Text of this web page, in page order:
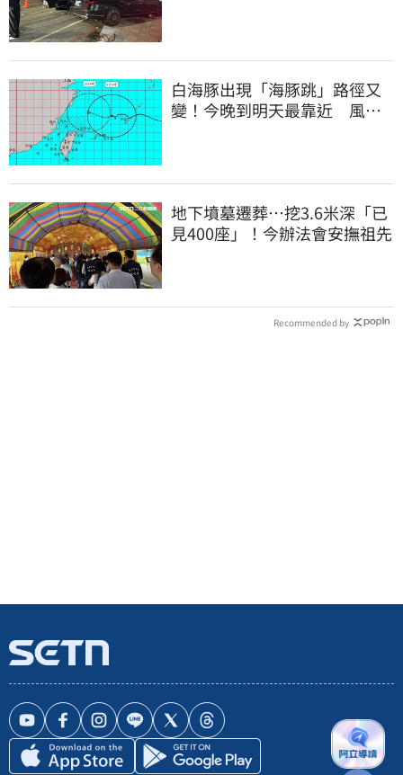
白海豚出現「海豚跳」路徑又
變！今晚到明天最靠近 風雨
地下墳墓遷葬…挖3.6米深「已
見400座」！今辦法會安撫祖先
Recommended by